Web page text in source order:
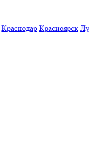
Краснодар Красноярск